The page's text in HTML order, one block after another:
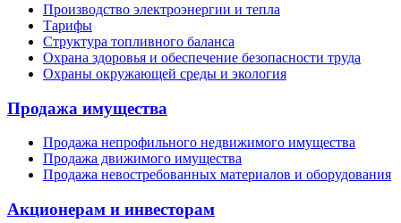
Производство электроэнергии и тепла
Тарифы
Структура топливного баланса
Охрана здоровья и обеспечение безопасности труда
Охраны окружающей среды и экология
Продажа имущества
Продажа непрофильного недвижимого имущества
Продажа движимого имущества
Продажа невостребованных материалов и оборудования
Акционерам и инвесторам